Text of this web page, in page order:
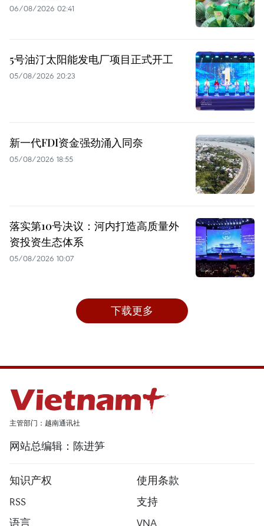
06/08/2026 02:41
5号油汀太阳能发电厂项目正式开工
05/08/2026 20:23
新一代FDI资金强劲涌入同奈
05/08/2026 18:55
落实第10号决议：河内打造高质量外
资投资生态体系
05/08/2026 10:07
下载更多
主管部门：越南通讯社
网站总编辑：陈进笋
知识产权
使用条款
RSS
支持
语言
VNA